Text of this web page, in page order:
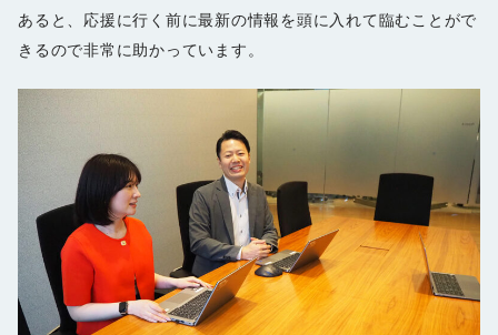
あると、応援に行く前に最新の情報を頭に入れて臨むことがで
きるので非常に助かっています。